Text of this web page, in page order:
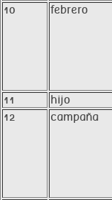
10 febrero
11 hijo
12 campaña